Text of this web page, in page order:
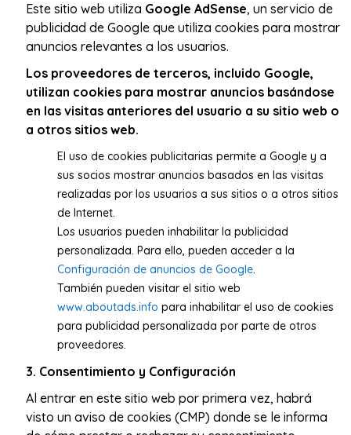
Este sitio web utiliza Google AdSense, un servicio de
publicidad de Google que utiliza cookies para mostrar
anuncios relevantes a los usuarios.
Los proveedores de terceros, incluido Google,
utilizan cookies para mostrar anuncios basándose
en las visitas anteriores del usuario a su sitio web o
a otros sitios web.
El uso de cookies publicitarias permite a Google y a
sus socios mostrar anuncios basados en las visitas
realizadas por los usuarios a sus sitios o a otros sitios
de Internet.
Los usuarios pueden inhabilitar la publicidad
personalizada. Para ello, pueden acceder a la
Configuración de anuncios de Google.
También pueden visitar el sitio web
www.aboutads.info para inhabilitar el uso de cookies
para publicidad personalizada por parte de otros
proveedores.
3. Consentimiento y Configuración
Al entrar en este sitio web por primera vez, habrá
visto un aviso de cookies (CMP) donde se le informa